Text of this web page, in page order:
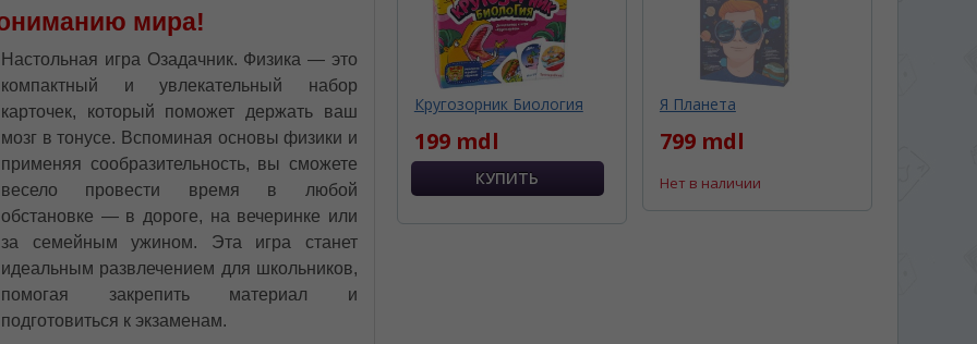
мира!
Настольная игра Озадачник. Физика — это
компактный и увлекательный набор
карточек, который поможет держать ваш
мозг в тонусе. Вспоминая основы физики и
применяя сообразительность, вы сможете
весело провести время в любой
обстановке — в дороге, на вечеринке или
за семейным ужином. Эта игра станет
идеальным развлечением для школьников,
помогая закрепить материал и
подготовиться к экзаменам.
Кругозорник Биология
199 mdl
Я Планета
799 mdl
Нет в наличии